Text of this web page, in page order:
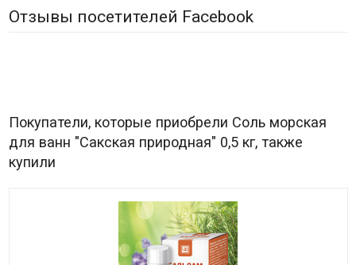
Отзывы посетителей Facebook
Покупатели, которые приобрели Соль морская
для ванн "Сакская природная" 0,5 кг, также
купили